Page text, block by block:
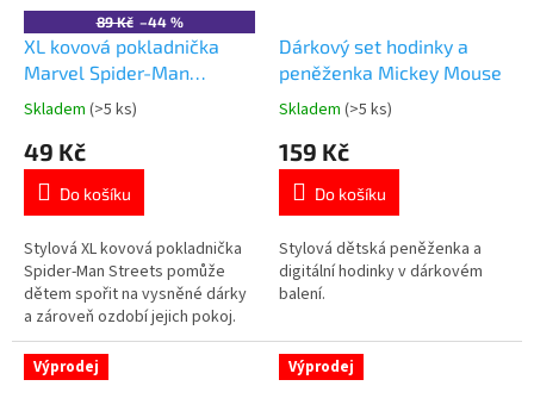
89 Kč –44 %
XL kovová pokladnička
Marvel Spider-Man
Streets
Průměrné
produktu
5,0
5
hvězdiček.
Skladem (>5 ks)
49 Kč
Do košíku
Stylová XL kovová pokladnička
Spider-Man Streets pomůže
dětem spořit na vysněné dárky
a zároveň ozdobí jejich pokoj.
Velký objem nabízí dostatek
místa na mince i bankovky.
Odolné kovové provedení
Dárkový set hodinky a
peněženka Mickey Mouse
Průměrné
produktu
4,7
5
hvězdiček.
Skladem (>5 ks)
159 Kč
Do košíku
Stylová dětská peněženka a
digitální hodinky v dárkovém
balení.
Výprodej Výprodej